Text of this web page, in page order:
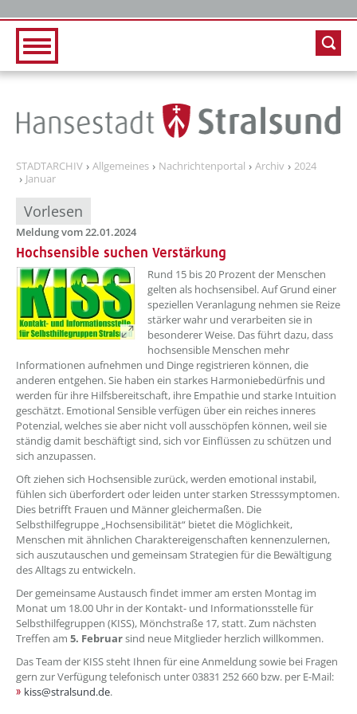
STADTARCHIV Allgemeines Nachrichtenportal Archiv
2024
Januar
Vorlesen
Meldung vom 22.01.2024
Hochsensible suchen Verstärkung
??? absaetzeOben[1]/titel ???
Rund 15 bis 20 Prozent der Menschen
gelten als hochsensibel. Auf Grund einer
speziellen Veranlagung nehmen sie Reize
stärker wahr und verarbeiten sie in
besonderer Weise. Das führt dazu, dass
hochsensible Menschen mehr
Informationen aufnehmen und Dinge registrieren können, die
anderen entgehen. Sie haben ein starkes Harmoniebedürfnis und
werden für ihre Hilfsbereitschaft, ihre Empathie und starke Intuition
geschätzt. Emotional Sensible verfügen über ein reiches inneres
Potenzial, welches sie aber nicht voll ausschöpfen können, weil sie
ständig damit beschäftigt sind, sich vor Einflüssen zu schützen und
sich anzupassen.
Oft ziehen sich Hochsensible zurück, werden emotional instabil,
fühlen sich überfordert oder leiden unter starken Stresssymptomen.
Dies betrifft Frauen und Männer gleichermaßen. Die
Selbsthilfegruppe „Hochsensibilität“ bietet die Möglichkeit,
Menschen mit ähnlichen Charaktereigenschaften kennenzulernen,
sich auszutauschen und gemeinsam Strategien für die Bewältigung
des Alltags zu entwickeln.
Der gemeinsame Austausch findet immer am ersten Montag im
Monat um 18.00 Uhr in der Kontakt- und Informationsstelle für
Selbsthilfegruppen (KISS), Mönchstraße 17, statt. Zum nächsten
Treffen am 5. Februarsind neue Mitglieder herzlich willkommen.
Das Team der KISS steht Ihnen für eine Anmeldung sowie bei Fragen
gern zur Verfügung telefonisch unter 03831 252 660 bzw. per E-Mail:
kiss@stralsund.de.